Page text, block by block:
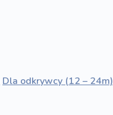
Dla odkrywcy (12 – 24m)